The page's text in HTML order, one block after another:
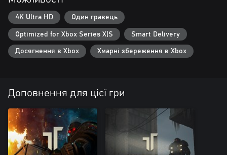
4K Ultra HD Один гравець
Optimized for Xbox Series X|S Smart Delivery
Досягнення в Xbox Хмарні збереження в Xbox
Доповнення для цієї гри